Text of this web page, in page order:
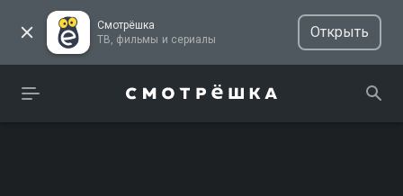
Смотрёшка
ТВ, фильмы и сериалы
Открыть